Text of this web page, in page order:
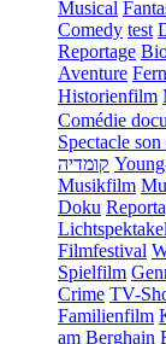
Musical
Comedy test
Reportage
Aventure
Historienfilm
Comédie
Spectacle
קומדיה
Musikfilm
Doku
Lichtspektakel
Filmfestival
Spielfilm
Crime TV-
Familienfilm
am Berghain